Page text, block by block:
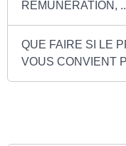
RÉMUNÉRATION,
QUE FAIRE SI LE
VOUS CONVIENT